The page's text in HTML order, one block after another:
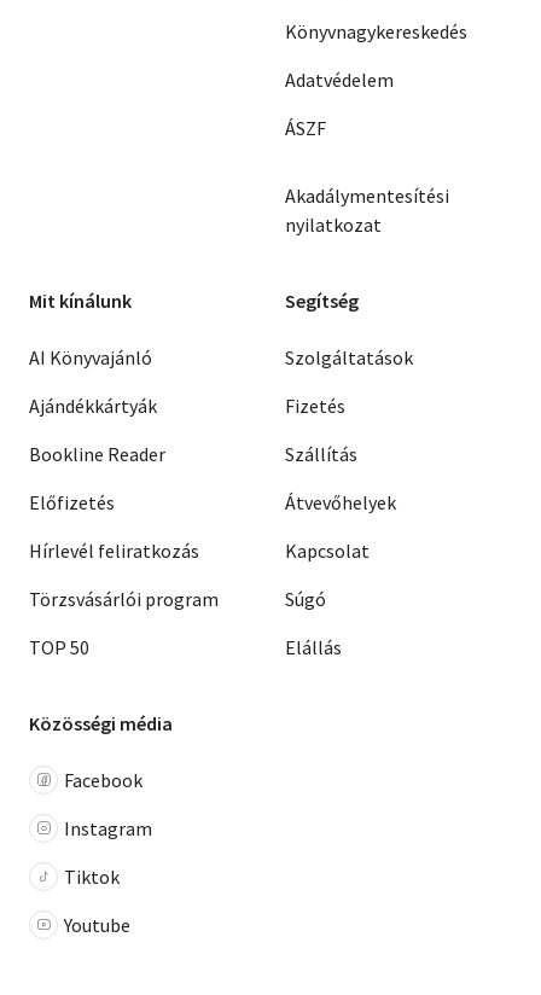
Könyvnagykereskedés
Adatvédelem
ÁSZF
Akadálymentesítési
nyilatkozat
Mit kínálunk
AI Könyvajánló
Ajándékkártyák
Bookline Reader
Előfizetés
Hírlevél feliratkozás
Törzsvásárlói program
TOP 50
Segítség
Szolgáltatások
Fizetés
Szállítás
Átvevőhelyek
Kapcsolat
Súgó
Elállás
Közösségi média
Facebook
Instagram
Tiktok
Youtube